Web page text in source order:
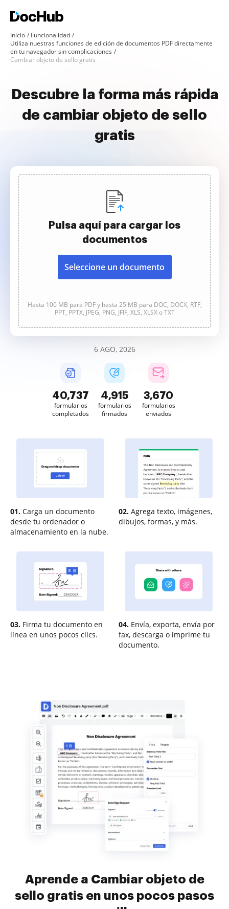
Inicio
Funcionalidad
Utiliza nuestras funciones de edición de documentos PDF directamente
en tu navegador sin complicaciones
Cambiar objeto de sello gratis
Descubre la forma más rápida
de cambiar objeto de sello
gratis
Pulsa aquí para cargar los
documentos
Seleccione un documento
Hasta 100 MB para PDF y hasta 25 MB para DOC, DOCX, RTF,
PPT, PPTX, JPEG, PNG, JFIF, XLS, XLSX o TXT
6 AGO, 2026
40,738
formularios
completados
4,915
formularios
firmados
3,670
formularios
enviados
01. Carga un documento
desde tu ordenador o
almacenamiento en la nube.
02. Agrega texto, imágenes,
dibujos, formas, y más.
03. Firma tu documento en
línea en unos pocos clics.
04. Envía, exporta, envía por
fax, descarga o imprime tu
documento.
Aprende a Cambiar objeto de
sello gratis en unos pocos pasos